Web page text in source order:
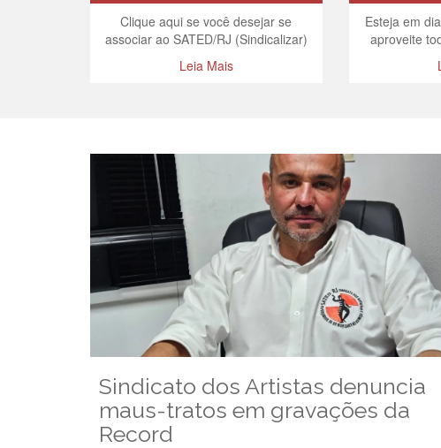
Clique aqui se você desejar se
associar ao SATED/RJ (Sindicalizar)
Leia Mais
Esteja em
aproveite
Sindicato dos Artistas denuncia
maus-tratos em gravações da
Record